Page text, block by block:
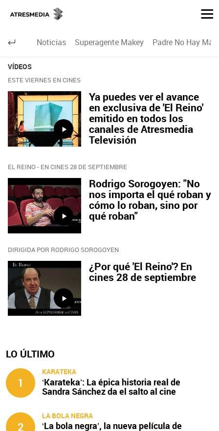
Noticias Superagente Makey Padre No Hay
VÍDEOS
ESTE VIERNES EN CINES
Ya puedes ver el avance
en exclusiva de 'El Reino'
emitido en todos los
canales de Atresmedia
Televisión
EL REINO - EN CINES 28 DE SEPTIEMBRE
Rodrigo Sorogoyen: "No
nos importa el qué roban y
cómo lo roban, sino por
qué roban"
DIRIGIDA POR RODRIGO SOROGOYEN
¿Por qué 'El Reino'? En
cines 28 de septiembre
LO ÚLTIMO
1
KARATEKA
‘Karateka’: La épica historia real de
Sandra Sánchez da el salto al cine
2
LA BOLA NEGRA
‘La bola negra’, la nueva película de